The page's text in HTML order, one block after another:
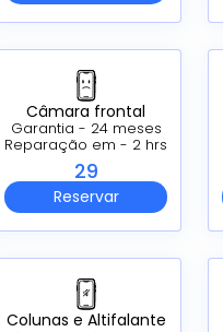
Câmara frontal
Garantia - 24 meses
Reparação em - 2 hrs
29
Reservar
Colunas e Altifalante